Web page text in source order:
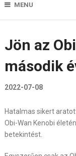
MENU
Jön az
második
2022-07-08
Hatalmas sikert
Obi-Wan Kenobi
betekintést.